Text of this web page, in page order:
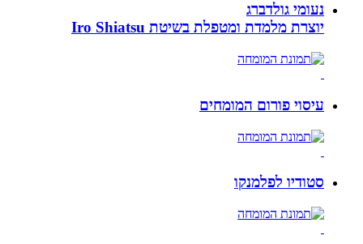
נעומי גולדברג
יוצרת מלמדת ומטפלת בשיטת Iro Shiatsu
עיסוי פורום המומחים
סטודיו לפלמנקו